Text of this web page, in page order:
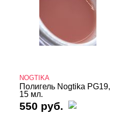
NOGTIKA
Полигель Nogtika PG19,
15 мл.
550 руб.